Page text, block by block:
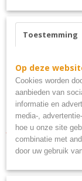
verboden voor
€ 9,95
Toestemming
Op deze
Cookies worden
aanbieden van
informatie en
media-,
hoe u onze site
combinatie met
door uw gebruik